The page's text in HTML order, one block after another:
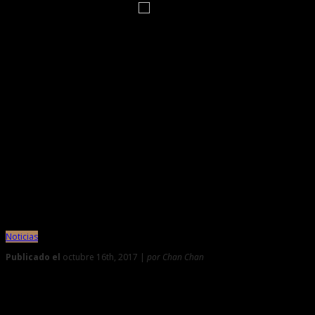
Noticias
Publicado el octubre 16th, 2017 | por Chan Chan